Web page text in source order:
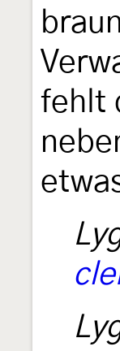
fehlt